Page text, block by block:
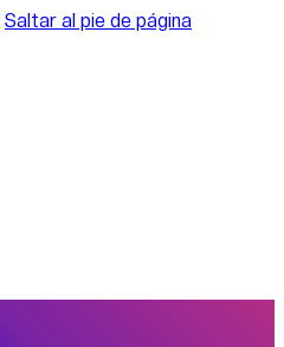
Saltar al pie de página